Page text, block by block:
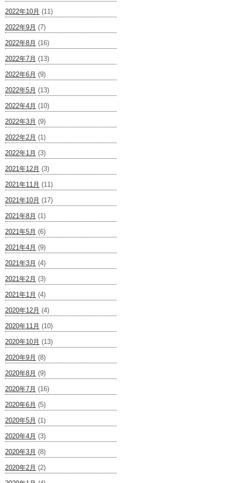
2022年10月 (11)
2022年9月 (7)
2022年8月 (16)
2022年7月 (13)
2022年6月 (9)
2022年5月 (13)
2022年4月 (10)
2022年3月 (9)
2022年2月 (1)
2022年1月 (3)
2021年12月 (3)
2021年11月 (11)
2021年10月 (17)
2021年8月 (1)
2021年5月 (6)
2021年4月 (9)
2021年3月 (4)
2021年2月 (3)
2021年1月 (4)
2020年12月 (4)
2020年11月 (10)
2020年10月 (13)
2020年9月 (8)
2020年8月 (9)
2020年7月 (16)
2020年6月 (5)
2020年5月 (1)
2020年4月 (3)
2020年3月 (8)
2020年2月 (2)